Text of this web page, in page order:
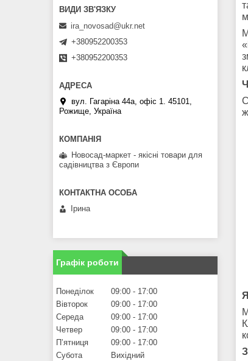
ira_novosad@ukr.net
+380952200353
+380952200353
вул. Гагаріна 44а, офіс 1. 45101,
Рожище, Україна
Новосад-маркет - якісні товари для
садівництва з Європи
Ірина
Графік роботи
Понеділок 09:00
17:00
Вівторок
09:00
17:00
Середа
09:00
17:00
Четвер
09:00
17:00
Пʼятниця
09:00
17:00
Субота
Вихідний